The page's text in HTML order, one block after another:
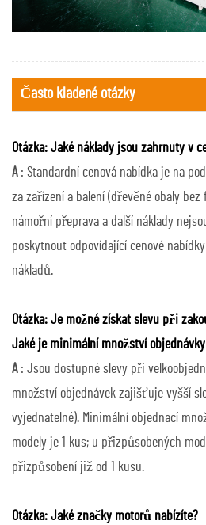
Často kladené otázky
Otázka: Jaké náklady jsou zahrnuty v
A : Standardní cenová nabídka je na
za zařízení a balení (dřevěné obaly
námořní přeprava a další náklady
poskytnout odpovídající cenové
nákladů.
Otázka: Je možné získat slevu při
Jaké je minimální množství objednávky
A : Jsou dostupné slevy při
množství objednávek zajišťuje vyšší
vyjednatelné). Minimální objednací
modely je 1 kus; u přizpůsobených
přizpůsobení již od 1 kusu.
Otázka: Jaké značky motorů nabízíte?